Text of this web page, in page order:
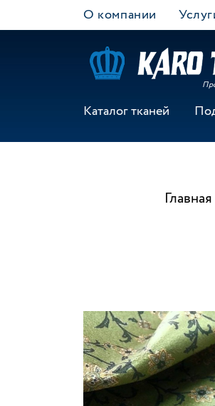
О компании
Каталог тканей
Главная